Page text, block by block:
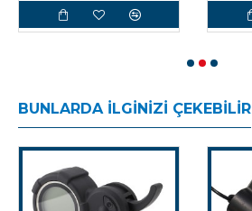
BUNLARDA İLGINIZI ÇEKEBILIR